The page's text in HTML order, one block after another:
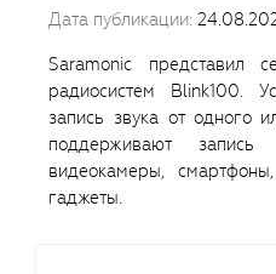
Дата публикации:
Saramonic представил
радиосистем Blink100.
запись звука от одного
поддерживают
видеокамеры,
гаджеты.